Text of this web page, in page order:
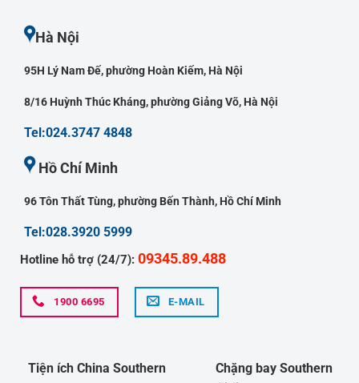
Hà Nội
95H Lý Nam Đế, phường Hoàn Kiếm, Hà Nội
8/16 Huỳnh Thúc Kháng, phường Giảng Võ, Hà Nội
Tel:024.3747 4848
Hồ Chí Minh
96 Tôn Thất Tùng, phường Bến Thành, Hồ Chí Minh
Tel:028.3920 5999
Hotline hỗ trợ (24/7): 09345.89.488
1900 6695 E-MAIL
Tiện ích China Southern
Chặng bay Southern